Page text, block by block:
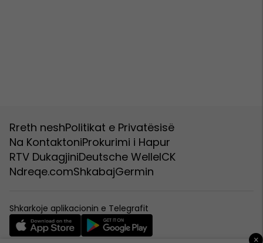
Rreth neshPolitikat e Privatësisë
Na KontaktoniProkurimi i Hapur
RTV DukagjiniDeutsche WelleICK
Ndreqe.comShkabajGermin
Shkarkoje aplikacionin e Telegrafit
×